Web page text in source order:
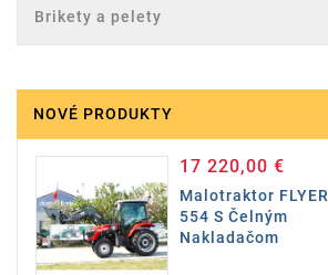
Brikety a pelety
NOVÉ PRODUKTY
17 220,00 €Cena
Malotraktor FLYER
554 S Čelným
Nakladačom